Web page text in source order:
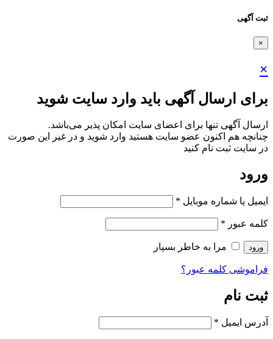
ثبت آگهی
×
×
برای ارسال آگهی باید وارد سایت شوید
ارسال آگهی تنها برای اعضای سایت امکان پذیر می‌باشد.
چنانچه هم‌ اکنون عضو سایت هستید وارد شوید و در غیر این صورت
در سایت ثبت نام کنید
ورود
ایمیل یا شماره موبایل *
کلمه عبور *
ورود مرا به خاطر بسپار
فراموشی کلمه عبور؟
ثبت نام
آدرس ایمیل *